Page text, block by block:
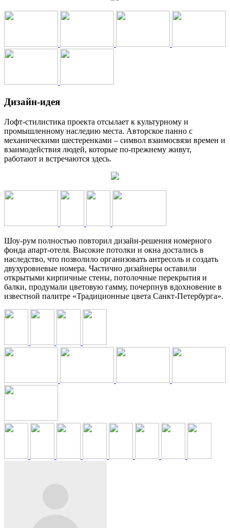
Дизайн-идея
Лофт-стилистика проекта отсылает к культурному и
промышленному наследию места. Авторское панно с
механическими шестеренками – символ взаимосвязи времен и
взаимодействия людей, которые по-прежнему живут,
работают и встречаются здесь.
Шоу-рум полностью повторил дизайн-решения номерного
фонда апарт-отеля. Высокие потолки и окна достались в
наследство, что позволило организовать антресоль и создать
двухуровневые номера. Частично дизайнеры оставили
открытыми кирпичные стены, потолочные перекрытия и
балки, продумали цветовую гамму, почерпнув вдохновение в
известной палитре «Традиционные цвета Санкт-Петербурга».